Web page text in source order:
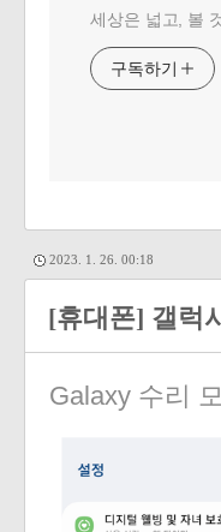
세상은 넓고, 볼
구독하기
2023. 1. 26. 00:18
[휴대폰] 갤럭
Galaxy 수리